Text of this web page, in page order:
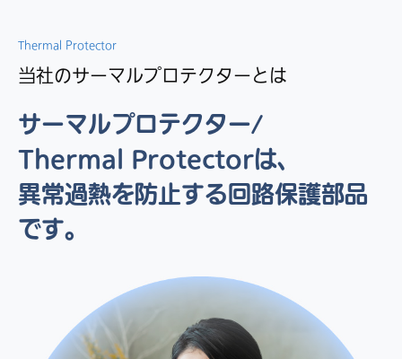
Thermal Protector
当社のサーマルプロテクターとは
サーマルプロテクター/
Thermal Protectorは、
異常過熱を防止する回路保護部品
です。